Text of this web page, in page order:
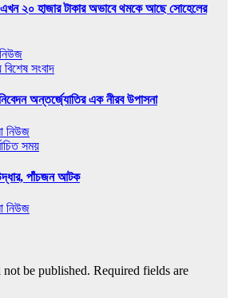
২০ হাজার টাকার অভাবে থমকে আছে সোহেলের
নিউজ
বিশেষ সংবাদ
অন্তর্জ্যোতির এক নীরব উপাসনা
নিউজ
সময়
পাঁচজন আটক
নিউজ
be published. Required fields are